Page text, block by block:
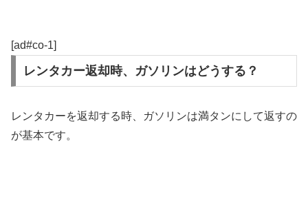
[ad#co-1]
レンタカー返却時、ガソリンはどうする？
レンタカーを返却する時、ガソリンは満タンにして返すの
が基本です。